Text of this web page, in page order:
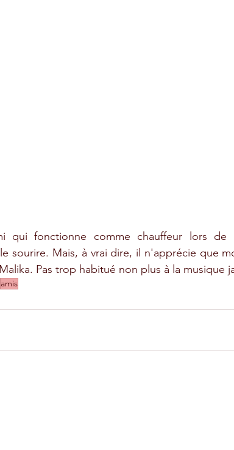
qui fonctionne comme chauffeur lors de
sourire. Mais, à vrai dire, il n'apprécie que
Pas trop habitué non plus à la musique
amis